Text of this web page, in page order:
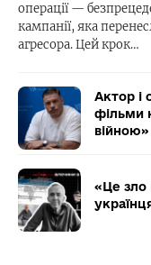
операції —
кампанії, яка
агресора. Цей крок…
Актор і
фільми
війною»
«Це зло